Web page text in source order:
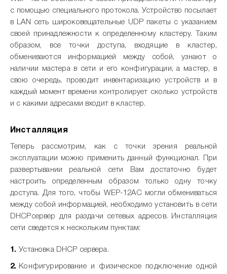
с помощью специального протокола. Устройство посылает
в LAN сеть широковещательные UDP пакеты с указанием
своей принадлежности к определенному кластеру. Таким
образом, все точки доступа, входящие в кластер,
обмениваются информацией между собой, узнают о
наличии мастера в сети и его конфигурации, а мастер, в
свою очередь, проводит инвентаризацию устройств и в
каждый момент времени контролирует сколько устройств
и с какими адресами входит в кластер.
Инсталляция
Теперь рассмотрим, как с точки зрения реальной
эксплуатации можно применить данный функционал. При
развертывании реальной сети Вам достаточно будет
настроить определенным образом только одну точку
доступа. Для того, чтобы WEP-12AC могли обмениваться
между собой информацией, необходимо установить в сети
DHCPсервер для раздачи сетевых адресов. Инсталляция
сети сведется к нескольким пунктам:
Установка DHCP сервера.
Конфигурирование и физическое подключение одной